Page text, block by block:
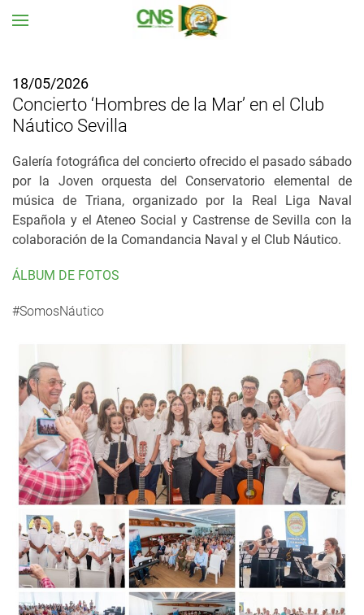
18/05/2026
Concierto ‘Hombres de la Mar’ en el Club
Náutico Sevilla
Galería fotográfica del concierto ofrecido el pasado sábado
por la Joven orquesta del Conservatorio elemental de
música de Triana, organizado por la Real Liga Naval
Española y el Ateneo Social y Castrense de Sevilla con la
colaboración de la Comandancia Naval y el Club Náutico.
ÁLBUM DE FOTOS
#SomosNáutico